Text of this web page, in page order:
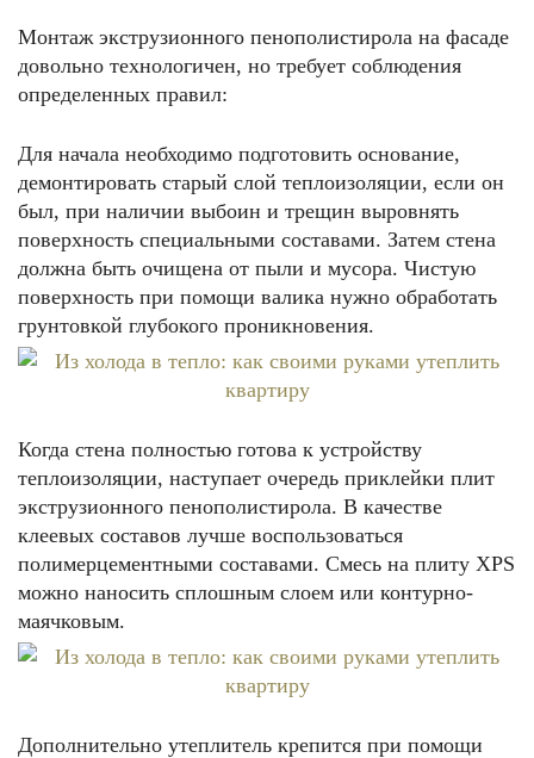
Монтаж экструзионного пенополистирола на фасаде
довольно технологичен, но требует соблюдения
определенных правил:
Для начала необходимо подготовить основание,
демонтировать старый слой теплоизоляции, если он
был, при наличии выбоин и трещин выровнять
поверхность специальными составами. Затем стена
должна быть очищена от пыли и мусора. Чистую
поверхность при помощи валика нужно обработать
грунтовкой глубокого проникновения.
Когда стена полностью готова к устройству
теплоизоляции, наступает очередь приклейки плит
экструзионного пенополистирола. В качестве
клеевых составов лучше воспользоваться
полимерцементными составами. Cмесь на плиту XPS
можно наносить сплошным слоем или контурно-
маячковым.
Дополнительно утеплитель крепится при помощи